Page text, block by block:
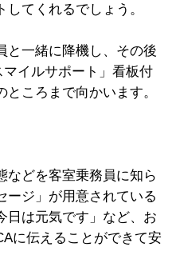
てくれるでしょう。
一緒に降機し、その後
イルサポート」看板付
ころまで向かいます。
などを客室乗務員に知ら
ージ」が用意されている
日は元気です」など、お
に伝えることができて安